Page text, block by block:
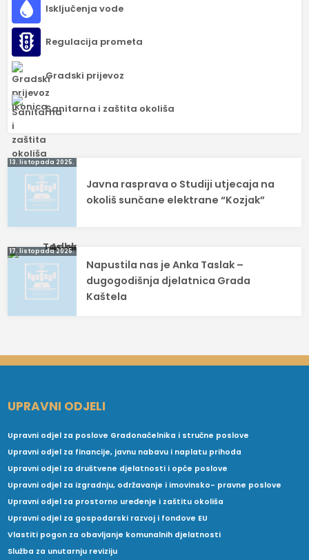
Isključenja vode
Regulacija prometa
Gradski prijevoz
Sanitarna i zaštita okoliša
Navigacija
objava
13. listopada 2025.
Javna rasprava o Studiji utjecaja na
okoliš sunčane elektrane “Kozjak”
17. listopada 2025.
Napustila nas je Anka Taslak –
dugogodišnja djelatnica Grada
Kaštela
UPRAVNI ODJELI
Upravni odjel za poslove Gradonačelnika i stručne poslove
Upravni odjel za financije, javnu nabavu i naplatu prihoda
Upravni odjel za društvene djelatnosti i opće poslove
Upravni odjel za izgradnju, održavanje i imovinsko- pravne poslove
Upravni odjel za prostorno uređenje i zaštitu okoliša
Upravni odjel za gospodarski razvoj i fondove EU
Vlastiti pogon za obavljanje komunalnih djelatnosti
Služba za unutarnju reviziju